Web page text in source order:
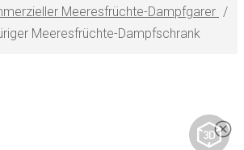
Meeresfrüchte-Dampfgarer /
Meeresfrüchte-Dampfschrank